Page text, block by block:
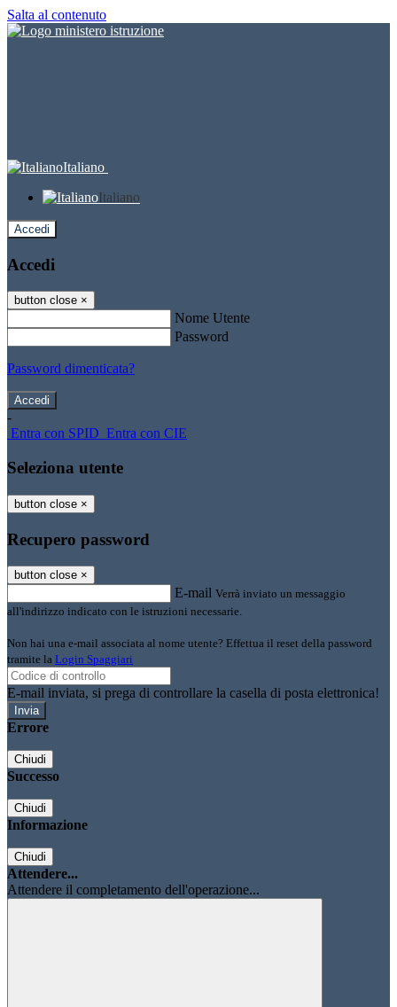
Salta al contenuto
Italiano
Italiano
Accedi
Accedi
button close ×
Nome Utente
Password
Password dimenticata?
-
Entra con SPID Entra con CIE
Seleziona utente
button close ×
Recupero password
button close ×
E-mail Verrà inviato un messaggio
all'indirizzo indicato con le istruzioni necessarie.
Non hai una e-mail associata al nome utente? Effettua il reset della password
tramite la Login Spaggiari
E-mail inviata, si prega di controllare la casella di posta elettronica!
Errore
Chiudi
Successo
Chiudi
Informazione
Chiudi
Attendere...
Attendere il completamento dell'operazione...